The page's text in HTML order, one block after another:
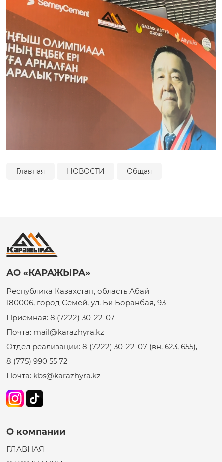
Главная НОВОСТИ Общая
АО «КАРАЖЫРА»
Республика Казахстан, область Абай
180006, город Семей, ул. Би Боранбая, 93
Приёмная: 8 (7222) 30-22-07
Почта: mail@karazhyra.kz
Отдел реализации: 8 (7222) 30-22-07 (вн. 623, 655),
8 (775) 990 55 72
Почта: kbs@karazhyra.kz
О компании
ГЛАВНАЯ